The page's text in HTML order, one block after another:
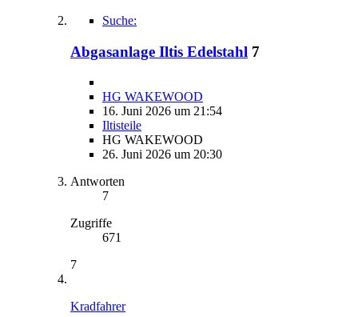
Suche:
Abgasanlage Iltis Edelstahl 7
HG WAKEWOOD
16. Juni 2026 um 21:54
Iltisteile
HG WAKEWOOD
26. Juni 2026 um 20:30
Antworten
7
Zugriffe
671
7
Kradfahrer